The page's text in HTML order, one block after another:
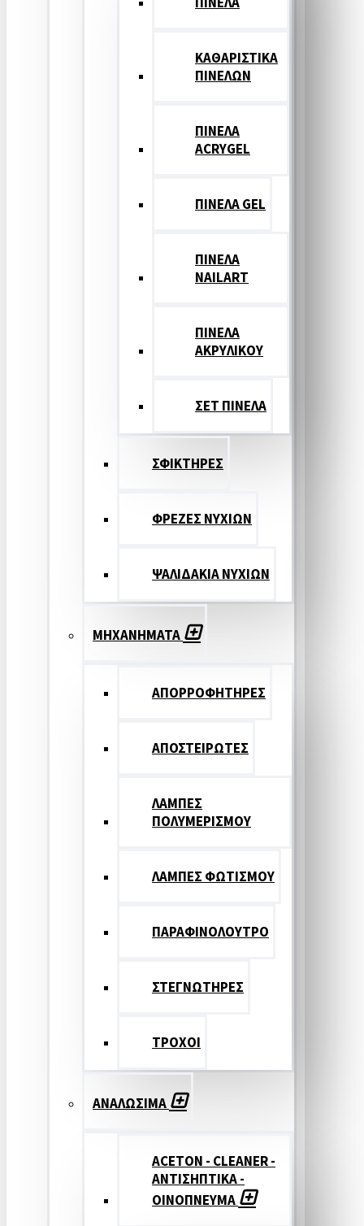
ΚΑΘΑΡΙΣΤΙΚΑ
ΠΙΝΕΛΩΝ
ΠΙΝΕΛΑ
ACRYGEL
ΠΙΝΕΛΑ GEL
ΠΙΝΕΛΑ
NAILART
ΠΙΝΕΛΑ
ΑΚΡΥΛΙΚΟΥ
ΣΕΤ ΠΙΝΕΛA
ΣΦΙΚΤΗΡΕΣ
ΦΡΕΖΕΣ ΝΥΧΙΩΝ
ΨΑΛΙΔΑΚΙΑ ΝΥΧΙΩΝ
ΜΗΧΑΝΗΜΑΤΑ
ΑΠΟΡΡΟΦΗΤΗΡΕΣ
ΑΠΟΣΤΕΙΡΩΤΕΣ
ΛΑΜΠΕΣ
ΠΟΛΥΜΕΡΙΣΜΟΥ
ΛΑΜΠΕΣ ΦΩΤΙΣΜΟΥ
ΠΑΡΑΦΙΝΟΛΟΥΤΡΟ
ΣΤΕΓΝΩΤΗΡΕΣ
ΤΡΟΧΟΙ
ΑΝΑΛΩΣΙΜΑ
ACETON - CLEANER -
ΑΝΤΙΣΗΠΤΙΚΑ -
ΟΙΝΟΠΝΕΥΜΑ